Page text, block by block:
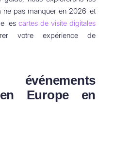
ne pas manquer en 2026 et
lescartes de visite digitales
votre expérience de
Europe en